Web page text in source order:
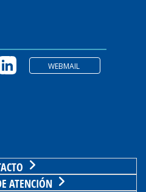
WEBMAIL
ATENCIÓN